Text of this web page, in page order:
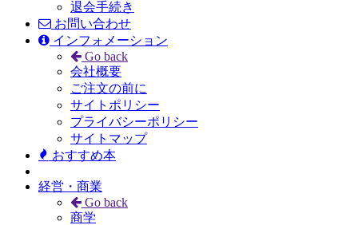
退会手続き
お問い合わせ
インフォメーション
Go back
会社概要
ご注文の前に
サイトポリシー
プライバシーポリシー
サイトマップ
おすすめ本
経営・商業
Go back
商学